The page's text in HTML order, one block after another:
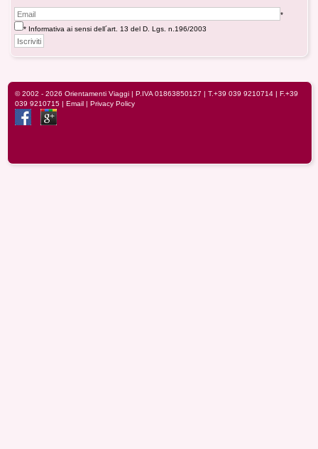
*
* Informativa ai sensi dell´art. 13 del D. Lgs. n.196/2003
© 2002 - 2026 Orientamenti Viaggi | P.IVA 01863850127 | T.+39 039 9210714 | F.+39
039 9210715 | Email | Privacy Policy